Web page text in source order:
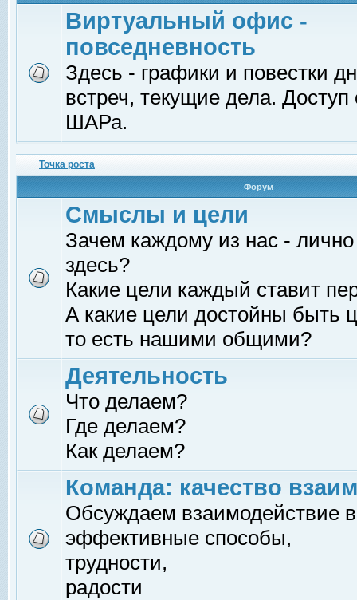
Виртуальный офис -
повседневность
Здесь - графики и повестки
встреч, текущие дела.
ШАРа.
Точка роста
Форум
Смыслы и цели
Зачем каждому из нас -
здесь?
Какие цели каждый ставит
А какие цели достойны быть
то есть нашими общими?
Деятельность
Что делаем?
Где делаем?
Как делаем?
Команда: качество
Обсуждаем взаимодействие
эффективные способы,
трудности,
радости